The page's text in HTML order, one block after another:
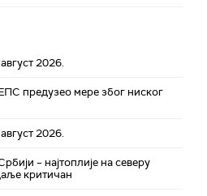
2026.
предузео мере због ниског
2026.
– најтоплије на северу
критичан